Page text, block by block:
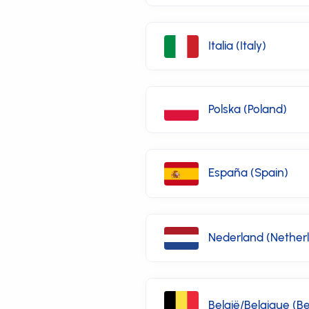
Italia (Italy)
Polska (Poland)
España (Spain)
Nederland
België/Belgique